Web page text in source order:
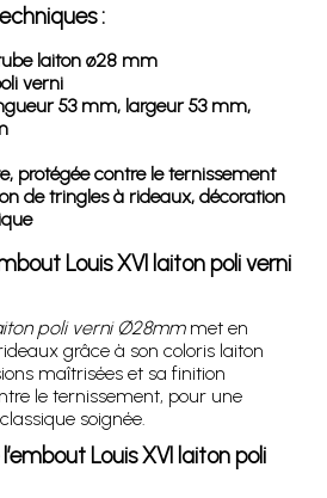
:
laiton ø28 mm
verni
53 mm, largeur 53 mm,
protégée contre le ternissement
de tringles à rideaux, décoration
Louis XVI laiton poli verni
poli verni Ø28mmmet en
grâce à son coloris laiton
maîtrisées et sa finition
le ternissement, pour une
soignée.
Louis XVI laiton poli